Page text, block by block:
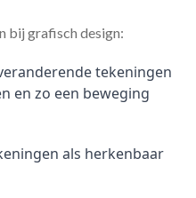
bij grafisch design:
tekeningen
en zo een beweging
als herkenbaar